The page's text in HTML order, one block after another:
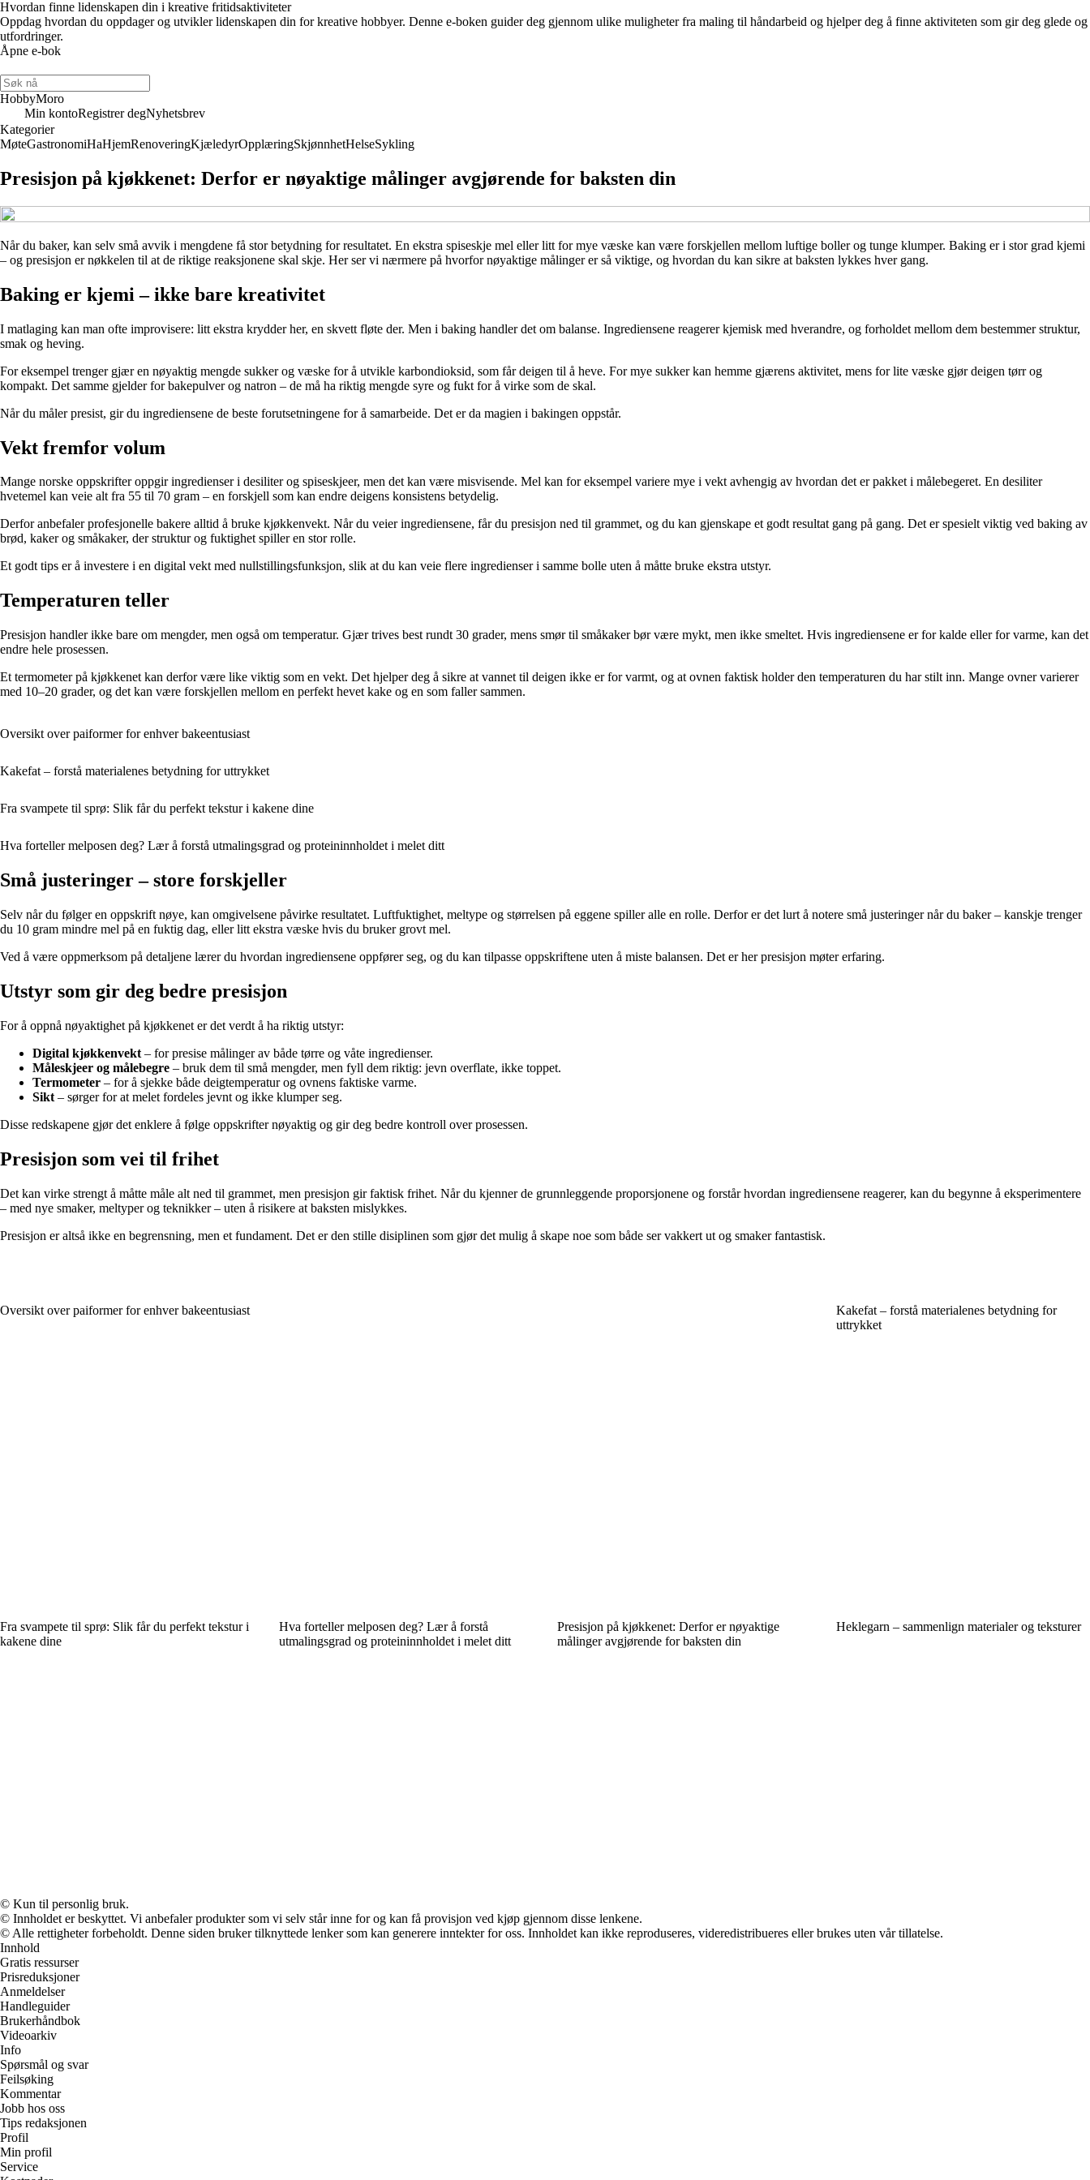
Hvordan finne lidenskapen din i kreative fritidsaktiviteter
Oppdag hvordan du oppdager og utvikler lidenskapen din for kreative hobbyer. Denne e-boken guider deg gjennom ulike muligheter fra maling til håndarbeid og hjelper deg å finne aktiviteten som gir deg glede og
utfordringer.
Åpne e-bok
HobbyMoro
Min kontoRegistrer degNyhetsbrev
Kategorier
MøteGastronomiHaHjemRenoveringKjæledyrOpplæringSkjønnhetHelseSykling
Presisjon på kjøkkenet: Derfor er nøyaktige målinger avgjørende for baksten din
Når du baker, kan selv små avvik i mengdene få stor betydning for resultatet. En ekstra spiseskje mel eller litt for mye væske kan være forskjellen mellom luftige boller og tunge klumper. Baking er i stor grad kjemi
– og presisjon er nøkkelen til at de riktige reaksjonene skal skje. Her ser vi nærmere på hvorfor nøyaktige målinger er så viktige, og hvordan du kan sikre at baksten lykkes hver gang.
Baking er kjemi – ikke bare kreativitet
I matlaging kan man ofte improvisere: litt ekstra krydder her, en skvett fløte der. Men i baking handler det om balanse. Ingrediensene reagerer kjemisk med hverandre, og forholdet mellom dem bestemmer struktur,
smak og heving.
For eksempel trenger gjær en nøyaktig mengde sukker og væske for å utvikle karbondioksid, som får deigen til å heve. For mye sukker kan hemme gjærens aktivitet, mens for lite væske gjør deigen tørr og
kompakt. Det samme gjelder for bakepulver og natron – de må ha riktig mengde syre og fukt for å virke som de skal.
Når du måler presist, gir du ingrediensene de beste forutsetningene for å samarbeide. Det er da magien i bakingen oppstår.
Vekt fremfor volum
Mange norske oppskrifter oppgir ingredienser i desiliter og spiseskjeer, men det kan være misvisende. Mel kan for eksempel variere mye i vekt avhengig av hvordan det er pakket i målebegeret. En desiliter
hvetemel kan veie alt fra 55 til 70 gram – en forskjell som kan endre deigens konsistens betydelig.
Derfor anbefaler profesjonelle bakere alltid å bruke kjøkkenvekt. Når du veier ingrediensene, får du presisjon ned til grammet, og du kan gjenskape et godt resultat gang på gang. Det er spesielt viktig ved baking av
brød, kaker og småkaker, der struktur og fuktighet spiller en stor rolle.
Et godt tips er å investere i en digital vekt med nullstillingsfunksjon, slik at du kan veie flere ingredienser i samme bolle uten å måtte bruke ekstra utstyr.
Temperaturen teller
Presisjon handler ikke bare om mengder, men også om temperatur. Gjær trives best rundt 30 grader, mens smør til småkaker bør være mykt, men ikke smeltet. Hvis ingrediensene er for kalde eller for varme, kan det
endre hele prosessen.
Et termometer på kjøkkenet kan derfor være like viktig som en vekt. Det hjelper deg å sikre at vannet til deigen ikke er for varmt, og at ovnen faktisk holder den temperaturen du har stilt inn. Mange ovner varierer
med 10–20 grader, og det kan være forskjellen mellom en perfekt hevet kake og en som faller sammen.
Oversikt over paiformer for enhver bakeentusiast
Kakefat – forstå materialenes betydning for uttrykket
Fra svampete til sprø: Slik får du perfekt tekstur i kakene dine
Hva forteller melposen deg? Lær å forstå utmalingsgrad og proteininnholdet i melet ditt
Små justeringer – store forskjeller
Selv når du følger en oppskrift nøye, kan omgivelsene påvirke resultatet. Luftfuktighet, meltype og størrelsen på eggene spiller alle en rolle. Derfor er det lurt å notere små justeringer når du baker – kanskje trenger
du 10 gram mindre mel på en fuktig dag, eller litt ekstra væske hvis du bruker grovt mel.
Ved å være oppmerksom på detaljene lærer du hvordan ingrediensene oppfører seg, og du kan tilpasse oppskriftene uten å miste balansen. Det er her presisjon møter erfaring.
Utstyr som gir deg bedre presisjon
For å oppnå nøyaktighet på kjøkkenet er det verdt å ha riktig utstyr:
Digital kjøkkenvekt – for presise målinger av både tørre og våte ingredienser.
Måleskjeer og målebegre – bruk dem til små mengder, men fyll dem riktig: jevn overflate, ikke toppet.
Termometer – for å sjekke både deigtemperatur og ovnens faktiske varme.
Sikt – sørger for at melet fordeles jevnt og ikke klumper seg.
Disse redskapene gjør det enklere å følge oppskrifter nøyaktig og gir deg bedre kontroll over prosessen.
Presisjon som vei til frihet
Det kan virke strengt å måtte måle alt ned til grammet, men presisjon gir faktisk frihet. Når du kjenner de grunnleggende proporsjonene og forstår hvordan ingrediensene reagerer, kan du begynne å eksperimentere
– med nye smaker, meltyper og teknikker – uten å risikere at baksten mislykkes.
Presisjon er altså ikke en begrensning, men et fundament. Det er den stille disiplinen som gjør det mulig å skape noe som både ser vakkert ut og smaker fantastisk.
Oversikt over paiformer for enhver bakeentusiast
Kakefat – forstå materialenes betydning for
uttrykket
Fra svampete til sprø: Slik får du perfekt tekstur i
kakene dine
Hva forteller melposen deg? Lær å forstå
utmalingsgrad og proteininnholdet i melet ditt
Presisjon på kjøkkenet: Derfor er nøyaktige
målinger avgjørende for baksten din
Heklegarn – sammenlign materialer og teksturer
© Kun til personlig bruk.
© Innholdet er beskyttet. Vi anbefaler produkter som vi selv står inne for og kan få provisjon ved kjøp gjennom disse lenkene.
© Alle rettigheter forbeholdt. Denne siden bruker tilknyttede lenker som kan generere inntekter for oss. Innholdet kan ikke reproduseres, videredistribueres eller brukes uten vår tillatelse.
Innhold
Gratis ressurser
Prisreduksjoner
Anmeldelser
Handleguider
Brukerhåndbok
Videoarkiv
Info
Spørsmål og svar
Feilsøking
Kommentar
Jobb hos oss
Tips redaksjonen
Profil
Min profil
Service